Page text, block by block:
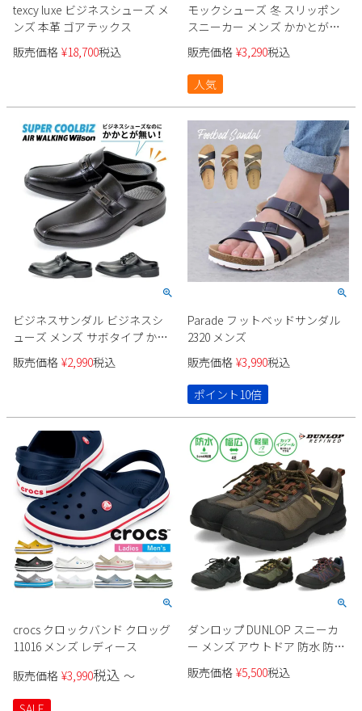
texcy luxe ビジネスシューズ メ
ンズ 本革 ゴアテックス
販売価格 ¥18,700税込
モックシューズ 冬 スリッポン
スニーカー メンズ かかとが踏
める 靴 超軽量 履きやすい 歩き
やすい 2way 黒 グレー ネイビ
ー カーキ イエロー ウィルソン
Wilson 991
販売価格 ¥3,290税込
人気
ビジネスサンダル ビジネスシ
ューズ メンズ サボタイプ かか
となし 幅広 3E 紐靴 ビットロー
ファー ヒモ スワール 革靴 軽量
販売価格 ¥2,990税込
Parade フットベッドサンダル
2320 メンズ
販売価格 ¥3,990税込
ポイント10倍
crocs クロックバンド クロッグ
11016 メンズ レディース
販売価格 ¥3,990税込 〜
ダンロップ DUNLOP スニーカ
ー メンズ アウトドア 防水 防滑
幅広 4E キャンプ ハイキング 軽
登山 ウォーキング トレッキン
販売価格 ¥5,500税込